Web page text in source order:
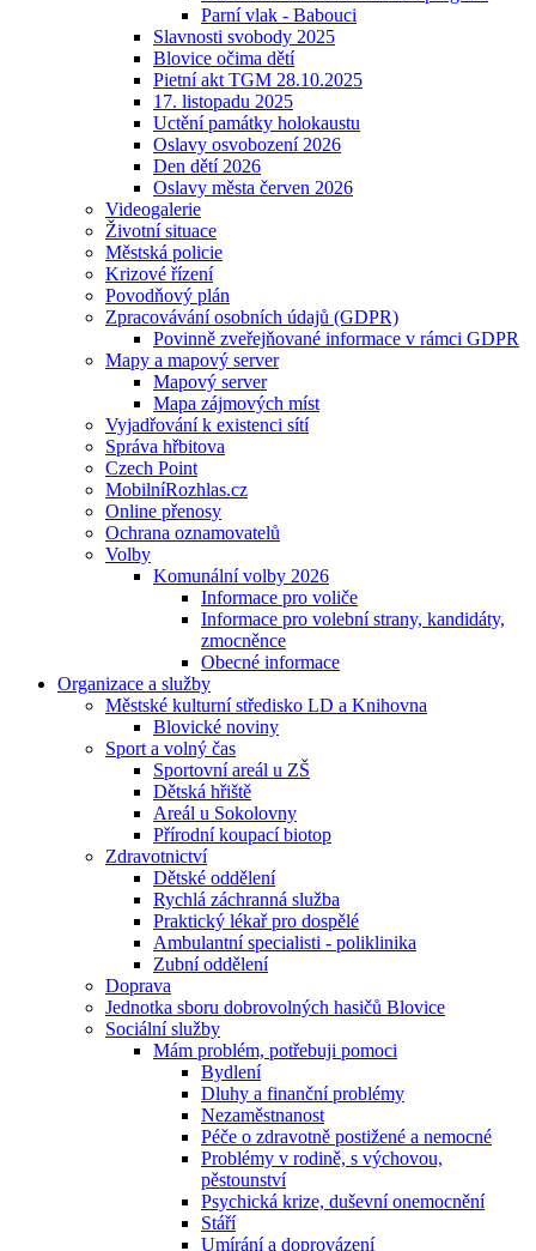
Parní vlak - Babouci
Slavnosti svobody 2025
Blovice očima dětí
Pietní akt TGM 28.10.2025
17. listopadu 2025
Uctění památky holokaustu
Oslavy osvobození 2026
Den dětí 2026
Oslavy města červen 2026
Videogalerie
Životní situace
Městská policie
Krizové řízení
Povodňový plán
Zpracovávání osobních údajů (GDPR)
Povinně zveřejňované informace v rámci GDPR
Mapy a mapový server
Mapový server
Mapa zájmových míst
Vyjadřování k existenci sítí
Správa hřbitova
Czech Point
MobilníRozhlas.cz
Online přenosy
Ochrana oznamovatelů
Volby
Komunální volby 2026
Informace pro voliče
Informace pro volební strany, kandidáty,
zmocněnce
Obecné informace
Organizace a služby
Městské kulturní středisko LD a Knihovna
Blovické noviny
Sport a volný čas
Sportovní areál u ZŠ
Dětská hřiště
Areál u Sokolovny
Přírodní koupací biotop
Zdravotnictví
Dětské oddělení
Rychlá záchranná služba
Praktický lékař pro dospělé
Ambulantní specialisti - poliklinika
Zubní oddělení
Doprava
Jednotka sboru dobrovolných hasičů Blovice
Sociální služby
Mám problém, potřebuji pomoci
Bydlení
Dluhy a finanční problémy
Nezaměstnanost
Péče o zdravotně postižené a nemocné
Problémy v rodině, s výchovou,
pěstounství
Psychická krize, duševní onemocnění
Stáří
Umírání a doprovázení